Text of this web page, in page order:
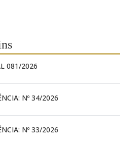
081/2026
Nº 34/2026
Nº 33/2026